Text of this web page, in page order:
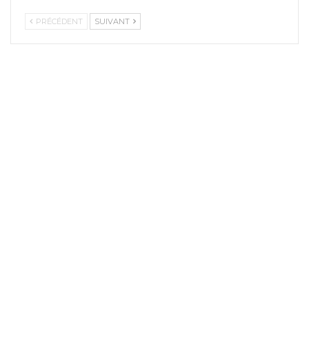
PRÉCÉDENT SUIVANT